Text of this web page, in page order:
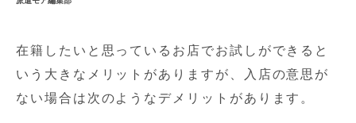
在籍したいと思っているお店でお試しができると
いう大きなメリットがありますが、入店の意思が
ない場合は次のようなデメリットがあります。